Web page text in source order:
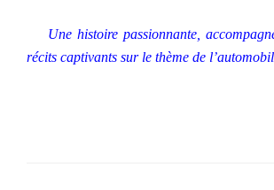
Une histoire passionnante,
récits captivants sur le thème de